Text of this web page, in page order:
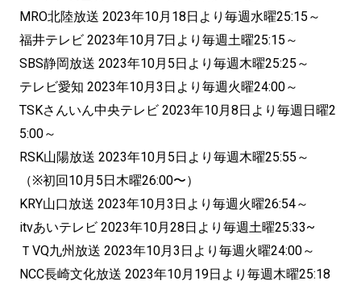
MRO北陸放送 2023年10月18日より毎週水曜25:15～
福井テレビ 2023年10月7日より毎週土曜25:15～
SBS静岡放送 2023年10月5日より毎週木曜25:25～
テレビ愛知 2023年10月3日より毎週火曜24:00～
TSKさんいん中央テレビ 2023年10月8日より毎週日曜2
5:00～
RSK山陽放送 2023年10月5日より毎週木曜25:55～
（※初回10月5日木曜26:00〜）
KRY山口放送 2023年10月3日より毎週火曜26:54～
itvあいテレビ 2023年10月28日より毎週土曜25:33~
ＴVQ九州放送 2023年10月3日より毎週火曜24:00～
NCC長崎文化放送 2023年10月19日より毎週木曜25:18